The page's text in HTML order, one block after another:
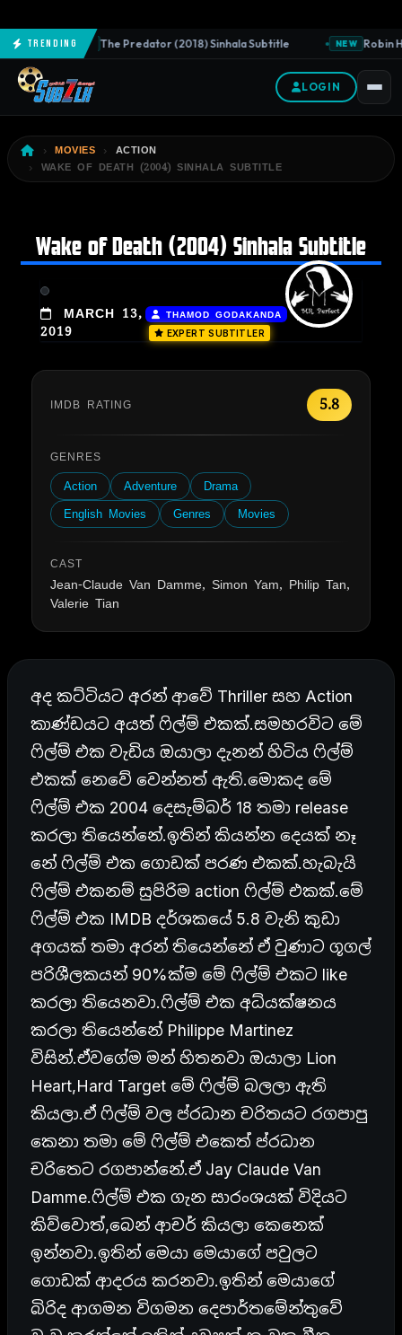
TrendingNEW The Predator (2018) Sinhala Subtitle NEW Robin
LOGIN
MOVIES
ACTION
WAKE OF DEATH (2004) SINHALA SUBTITLE
Wake of Death (2004) Sinhala Subtitle
MARCH 13,
2019
THAMOD GODAKANDA |
EXPERT SUBTITLER
IMDB RATING 5.8
GENRES
Action Adventure
Drama
English Movies
Genres Movies
CAST
Jean-Claude Van Damme, Simon Yam, Philip Tan,
Valerie Tian
අද කට්ටියට අරන් ආවේ Thriller සහ Action
කාණ්ඩයට අයත් ෆිල්ම් එකක්.සමහරවිට මේ
ෆිල්ම් එක වැඩිය ඔයාලා දැනන් හිටිය ෆිල්ම්
එකක් නෙවේ වෙන්නත් ඇති.මොකද මේ
ෆිල්ම් එක 2004 දෙසැම්බර් 18 තමා release
කරලා තියෙන්නේ.ඉතින් කියන්න දෙයක් නෑ
නේ ෆිල්ම් එක ගොඩක් පරණ එකක්.හැබැයි
ෆිල්ම් එකනම් සුපිරිම action ෆිල්ම් එකක්.මේ
ෆිල්ම් එක IMDB දර්ශකයේ 5.8 වැනි කුඩා
අගයක් තමා අරන් තියෙන්නේ ඒ වුණාට ගූගල්
පරිශීලකයන් 90%ක්ම මේ ෆිල්ම් එකට like
කරලා තියෙනවා.ෆිල්ම් එක අධ්යක්ෂනය
කරලා තියෙන්නේ Philippe Martinez
විසින්.ඒවගේම මන් හිතනවා ඔයාලා Lion
Heart,Hard Target මේ ෆිල්ම් බලලා ඇති
කියලා.ඒ ෆිල්ම් වල ප්රධාන චරිතයට රගපාපු
කෙනා තමා මේ ෆිල්ම් එකෙත් ප්රධාන
චරිතෙට රගපාන්නේ.ඒ Jay Claude Van
Damme.ෆිල්ම් එක ගැන සාරංශයක් විදියට
කිව්වොත්,බෙන් ආචර් කියලා කෙනෙක්
ඉන්නවා.ඉතින් මෙයා මෙයාගේ පවුලට
ගොඩක් ආදරය කරනවා.ඉතින් මෙයාගේ
බිරිද ආගමන විගමන දෙපාර්තමේන්තුවේ